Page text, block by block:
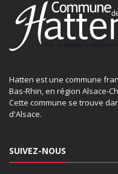
Hatten est une commune
Bas-Rhin, en région Alsace-
Cette commune se trouve
d'Alsace.
SUIVEZ-NOUS